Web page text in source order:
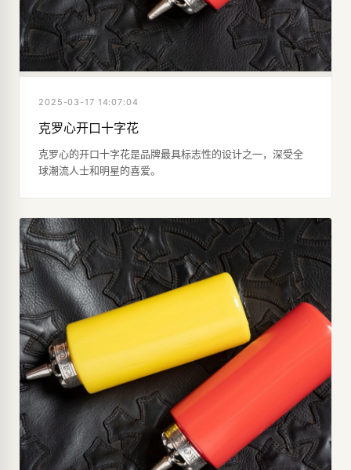
2025-03-17 14:07:04
克罗心开口十字花
克罗心的开口十字花是品牌最具标志性的设计之一，深受全
球潮流人士和明星的喜爱。